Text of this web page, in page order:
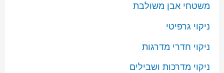
משטחי אבן משולבת
ניקוי גרפיטי
ניקוי חדרי מדרגות
ניקוי מדרכות ושבילים